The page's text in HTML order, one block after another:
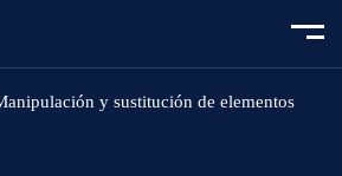
y sustitución de elementos